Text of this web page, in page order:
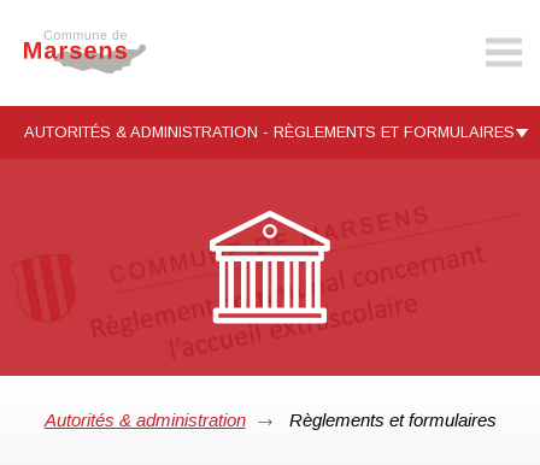
AUTORITÉS & ADMINISTRATION - RÈGLEMENTS ET FORMULAIRES
Autorités & administration Règlements et formulaires